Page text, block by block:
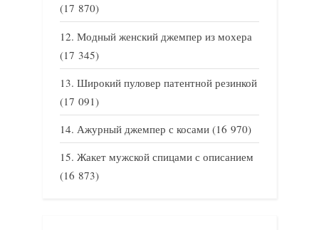
(17 870)
Модный женский джемпер из мохера
(17 345)
Широкий пуловер патентной резинкой
(17 091)
Ажурный джемпер с косами (16 970)
Жакет мужской спицами с описанием
(16 873)